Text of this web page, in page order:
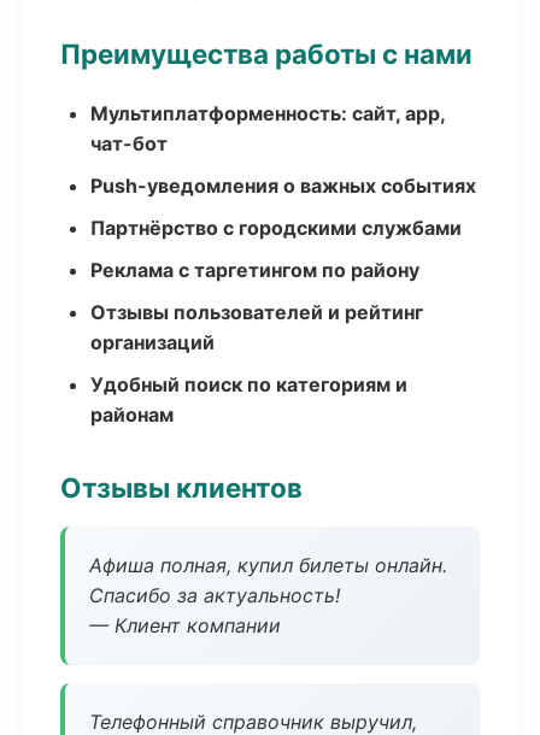
Преимущества работы с нами
Мультиплатформенность: сайт, app,
чат-бот
Push-уведомления о важных событиях
Партнёрство с городскими службами
Реклама с таргетингом по району
Отзывы пользователей и рейтинг
организаций
Удобный поиск по категориям и
районам
Отзывы клиентов
Афиша полная, купил билеты онлайн.
Спасибо за актуальность!
— Клиент компании
Телефонный справочник выручил,